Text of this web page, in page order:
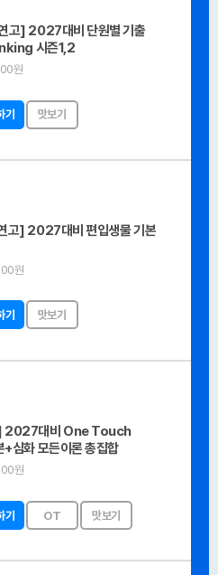
고] 2027대비 단원별 기출
시즌1,2
원
기 맛보기
고] 2027대비 편입생물 기본
원
기 맛보기
2027대비 One Touch
화 모든이론 총집합
원
기 OT 맛보기